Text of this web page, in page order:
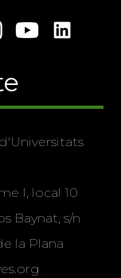
I, local 10
Baynat, s/n
la Plana